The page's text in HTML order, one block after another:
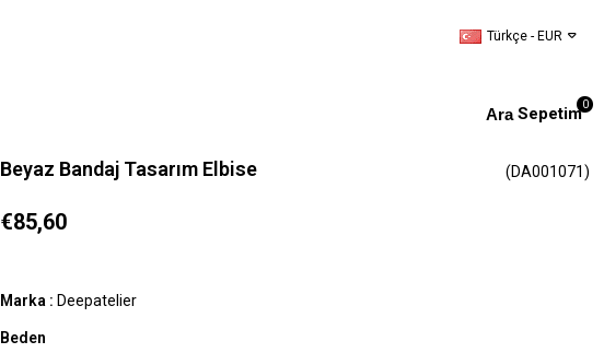
Türkçe - EUR
Sepetim0
Beyaz Bandaj Tasarım Elbise (DA001071)
€85,60
Marka : Deepatelier
Beden